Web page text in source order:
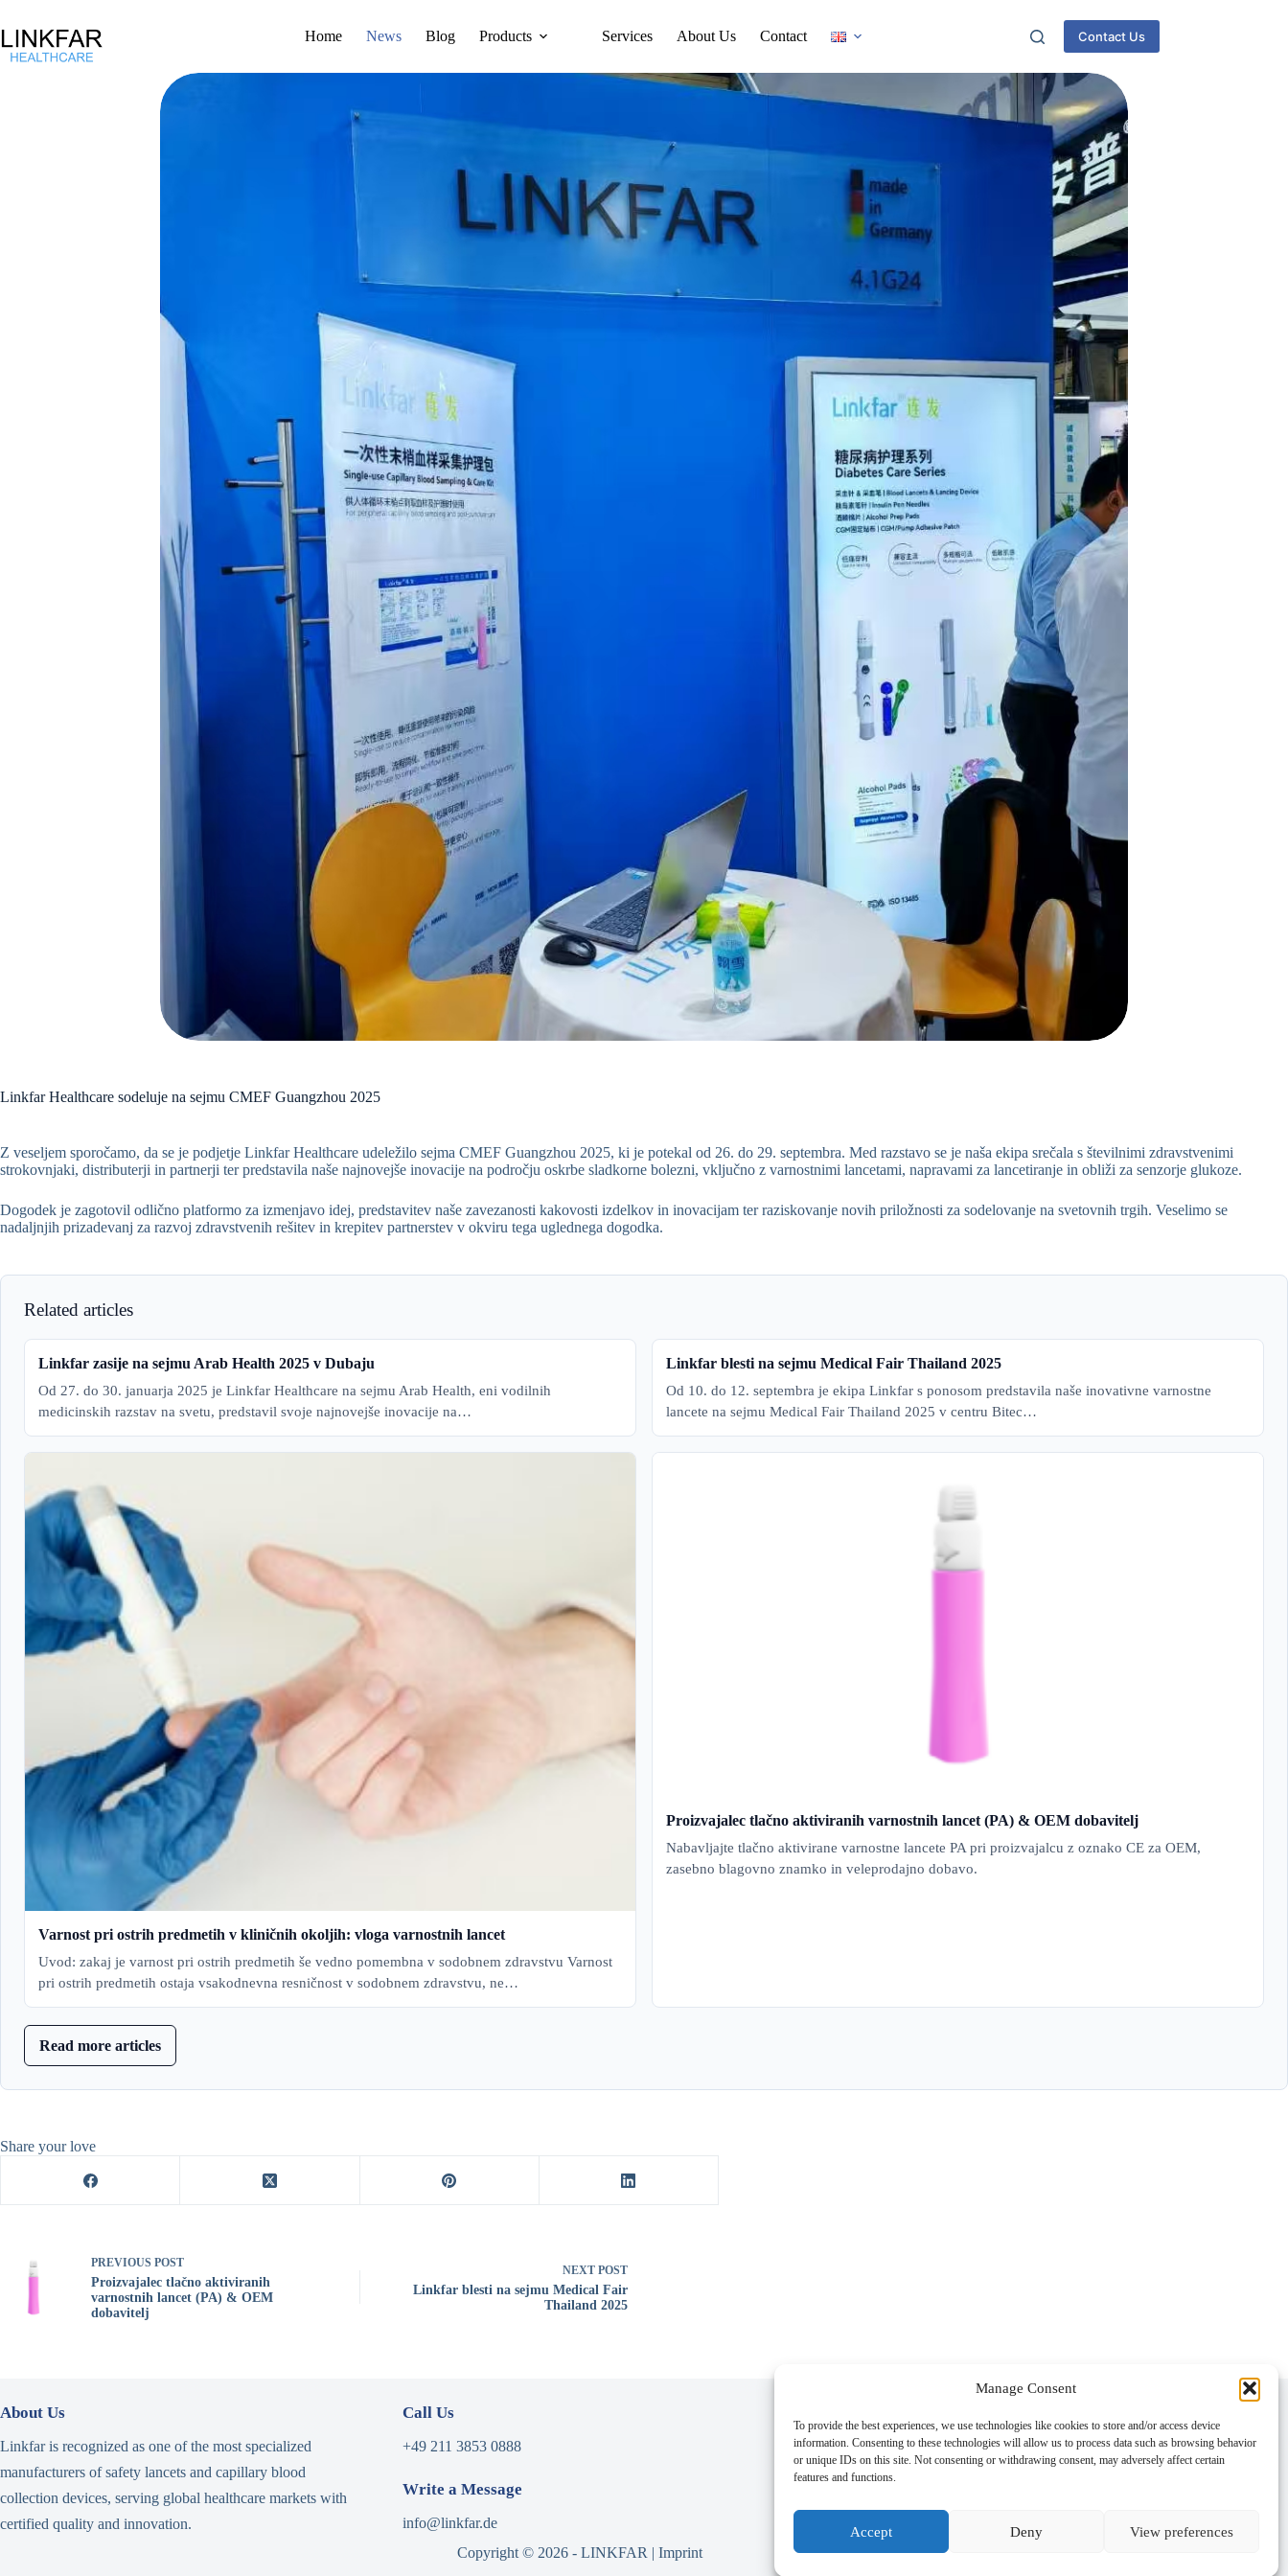
Manage Consent
To provide the best experiences, we use technologies like cookies to store and/or access device
information. Consenting to these technologies will allow us to process data such as browsing behavior
or unique IDs on this site. Not consenting or withdrawing consent, may adversely affect certain
features and functions.
Accept Deny View preferences
Home News Blog Products Services About Us Contact Contact Us
Linkfar Healthcare sodeluje na sejmu CMEF Guangzhou 2025
Z veseljem sporočamo, da se je podjetje Linkfar Healthcare udeležilo sejma CMEF Guangzhou 2025, ki je potekal od 26. do 29. septembra. Med razstavo se je naša ekipa srečala s številnimi zdravstvenimi
strokovnjaki, distributerji in partnerji ter predstavila naše najnovejše inovacije na področju oskrbe sladkorne bolezni, vključno z varnostnimi lancetami, napravami za lancetiranje in obliži za senzorje glukoze.
Dogodek je zagotovil odlično platformo za izmenjavo idej, predstavitev naše zavezanosti kakovosti izdelkov in inovacijam ter raziskovanje novih priložnosti za sodelovanje na svetovnih trgih. Veselimo se
nadaljnjih prizadevanj za razvoj zdravstvenih rešitev in krepitev partnerstev v okviru tega uglednega dogodka.
Related articles
Linkfar zasije na sejmu Arab Health 2025 v Dubaju
Od 27. do 30. januarja 2025 je Linkfar Healthcare na sejmu Arab Health, eni vodilnih
medicinskih razstav na svetu, predstavil svoje najnovejše inovacije na…
Linkfar blesti na sejmu Medical Fair Thailand 2025
Od 10. do 12. septembra je ekipa Linkfar s ponosom predstavila naše inovativne varnostne
lancete na sejmu Medical Fair Thailand 2025 v centru Bitec…
Varnost pri ostrih predmetih v kliničnih okoljih: vloga varnostnih lancet
Uvod: zakaj je varnost pri ostrih predmetih še vedno pomembna v sodobnem zdravstvu Varnost
pri ostrih predmetih ostaja vsakodnevna resničnost v sodobnem zdravstvu, ne…
Proizvajalec tlačno aktiviranih varnostnih lancet (PA) & OEM dobavitelj
Nabavljajte tlačno aktivirane varnostne lancete PA pri proizvajalcu z oznako CE za OEM,
zasebno blagovno znamko in veleprodajno dobavo.
Read more articles
Share your love
PREVIOUS POST
Proizvajalec tlačno aktiviranih
varnostnih lancet (PA) & OEM
dobavitelj
NEXT POST
Linkfar blesti na sejmu Medical Fair
Thailand 2025
About Us
Linkfar is recognized as one of the most specialized
manufacturers of safety lancets and capillary blood
collection devices, serving global healthcare markets with
certified quality and innovation.
Call Us
+49 211 3853 0888
Write a Message
info@linkfar.de
Niederrheinstraße 71,
40474 Düsseldorf, Germany
Copyright © 2026 - LINKFAR | Imprint